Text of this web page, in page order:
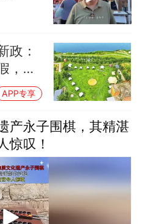
政：
，推
满休
长
周末
APP专享
产永子围棋，其精湛
惊叹！